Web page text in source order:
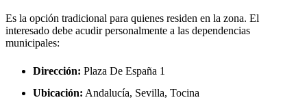
Es la opción tradicional para quienes residen en la zona. El
interesado debe acudir personalmente a las dependencias
municipales:
Dirección: Plaza De España 1
Ubicación: Andalucía, Sevilla, Tocina